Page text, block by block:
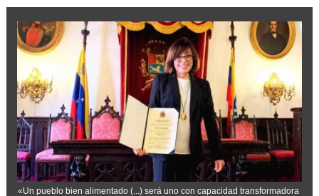
«Un pueblo bien alimentado (...) será uno con capacidad transformadora